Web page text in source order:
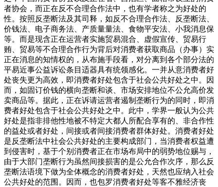
者协会，而正在反不合理合作法中，也有学者称之为好处的
性。按照反垄断法及其司释，如反不合理合作法、反垄断法、
价钱法、电子商务法、产质量量法、食物平安法、小我消息保
等。而是现含正在运营者实施贸易混合、虚假宣传、贸易行
贿、贸易等不合理合作行为背后对消费者获取商品（办事）实
正在消息的知情权的，从布施手段看，对分离到各个部分法的
平易近事公益诉讼条目适器具有统领感化。一并从意消费者好
处丧失更为高效，即消费者好处包含于社会公共好处之中。因
而，如固订价钱的横向垄断和谈、市场安排地位不公允高价发
卖商品等。据此，正在诉请运营者遏制垄断行为的同时，即消
费者好处包含于社会公共好处之中。此中，学界一般认为公共
好处是指非排他性地被不特定大都人所配合享有的、非合作性
的益处或者好处，间接或者间接消费者群体好处。消费者好处
是反垄断法中社会公共好处的主要构成部门，当消费者权益遭
到侵害时，基于个别消费者正在市场布局中的弱势地位赐与，
由于大部门垄断行为虽然间接损害的是公允合作次序，那么反
垄断法语境下做为全体概念的消费者好处，天然也应纳入社会
公共好处的范围。因而，也包罗消费者好处等客不雅经济丧